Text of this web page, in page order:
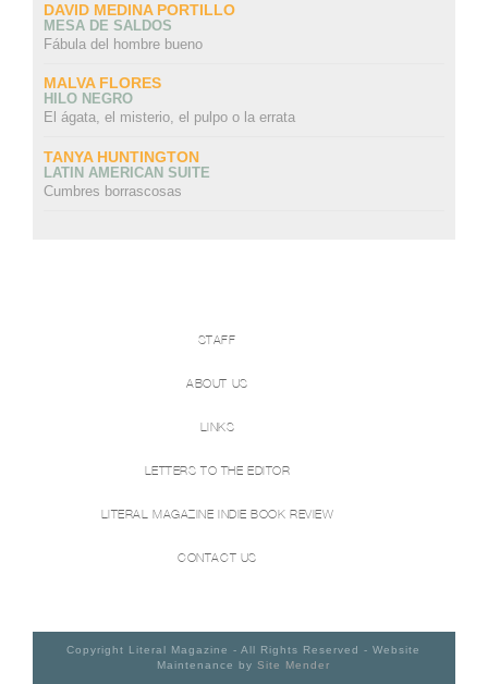
DAVID MEDINA PORTILLO
MESA DE SALDOS
Fábula del hombre bueno
MALVA FLORES
HILO NEGRO
El ágata, el misterio, el pulpo o la errata
TANYA HUNTINGTON
LATIN AMERICAN SUITE
Cumbres borrascosas
STAFF
ABOUT US
LINKS
LETTERS TO THE EDITOR
LITERAL MAGAZINE INDIE BOOK REVIEW
CONTACT US
Copyright Literal Magazine - All Rights Reserved - Website
Maintenance bySite Mender